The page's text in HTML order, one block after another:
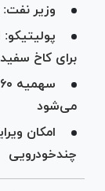
وزیر
برای کاخ
می‌شود
امکان
چندخودرویی